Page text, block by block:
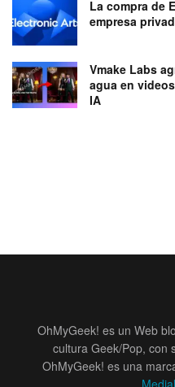
La compra de
empresa
Vmake Labs
agua en
IA
OhMyGeek! es un Web
cultura Geek/Pop, con
OhMyGeek! es una